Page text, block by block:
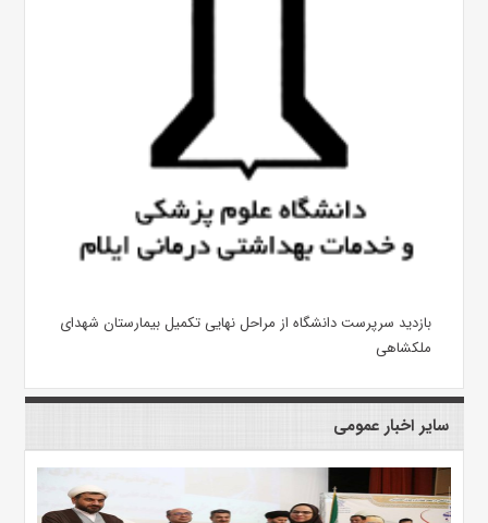
بازدید سرپرست دانشگاه از مراحل نهایی تکمیل بیمارستان شهدای
ملکشاهی
سایر اخبار عمومی